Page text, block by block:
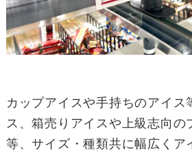
カップアイスや手持ちのアイス
ス、箱売りアイスや上級志向の
等、サイズ・種類共に幅広くア